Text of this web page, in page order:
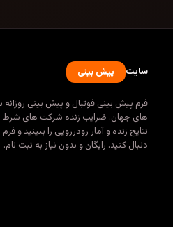
سایت پیش بینی
فرم پیش بینی فوتبال و پیش بینی روزانه
های جهان. ضرایب زنده شرکت های شرط
نتایج زنده و آمار رودررویی را ببینید و
دنبال کنید. رایگان و بدون نیاز به ثبت نام.